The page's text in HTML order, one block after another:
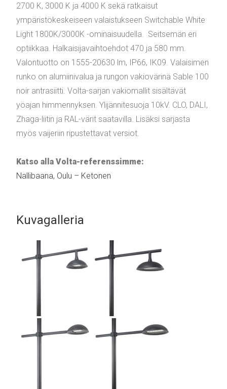
2700 K, 3000 K ja 4000 K sekä ratkaisut
ympäristökeskeiseen valaistukseen Switchable White
Light 1800K/3000K -ominaisuudella. Seitsemän eri
optiikkaa. Halkaisijavaihtoehdot 470 ja 580 mm.
Valontuotto on 1555-20630 lm, IP66, IK09. Valaisimen
runko on alumiinivalua ja rungon vakiovärinä Sable 100
noir antrasiitti. Volta-sarjan vakiomallit sisältävät
yöajan himmennyksen. Ylijännitesuoja 10kV. CLO, DALI,
Zhaga-liitin ja RAL-värit saatavilla. Lisäksi sarjasta
myös vaijeriin ripustettavat versiot.
Katso alla Volta-referenssimme:
Nallibaana, Oulu – Ketonen
Kuvagalleria